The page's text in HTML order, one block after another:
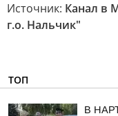
Источник: Канал в
г.о. Нальчик"
ТОП
В